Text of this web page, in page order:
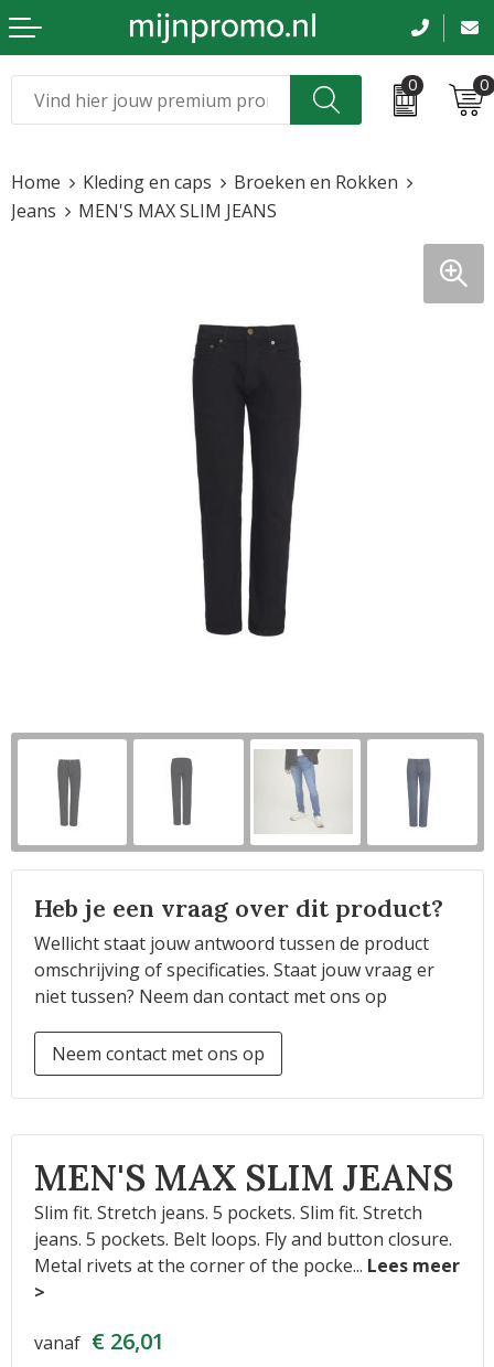
0 0
Kleding & caps
Tassen en reizen
Beurs en evenementen
Bloemen en planten
Sinterklaas
Home Kleding en caps
Broeken en Rokken
Jeans
MEN'S MAX SLIM JEANS
Heb je een vraag over dit product?
Wellicht staat jouw antwoord tussen de product
omschrijving of specificaties. Staat jouw vraag er
niet tussen? Neem dan contact met ons op
Neem contact met ons op
MEN'S MAX SLIM JEANS
Slim fit. Stretch jeans. 5 pockets. Slim fit. Stretch
jeans. 5 pockets. Belt loops. Fly and button closure.
Metal rivets at the corner of the pocke...
vanaf € 26,01